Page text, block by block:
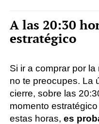
A las 20:30
estratégico
Si ir a comprar por
no te preocupes. La
cierre, sobre las
momento
estas horas, es